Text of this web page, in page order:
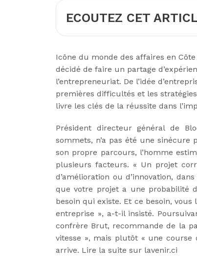
ECOUTEZ CET
Icône du monde des affaires en
décidé de faire un partage
l’entrepreneuriat. De l’idée
premières difficultés et les
livre les clés de la réussite dans
Président directeur général de
sommets, n’a pas été une sinécure
son propre parcours, l’homme
plusieurs facteurs. « Un projet
d’amélioration ou d’innovation,
que votre projet a une probabilité
besoin qui existe. Et ce besoin, vous
entreprise », a-t-il insisté.
confrère Brut, recommande de la
vitesse », mais plutôt « une course
arrive. Lire la suite sur lavenir.ci